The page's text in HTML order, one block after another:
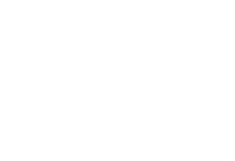
gest či potiahnutia prstom.